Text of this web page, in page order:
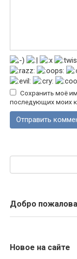
Сохранить моё
последующих моих
Поиск:
Добро
Новое на сайте